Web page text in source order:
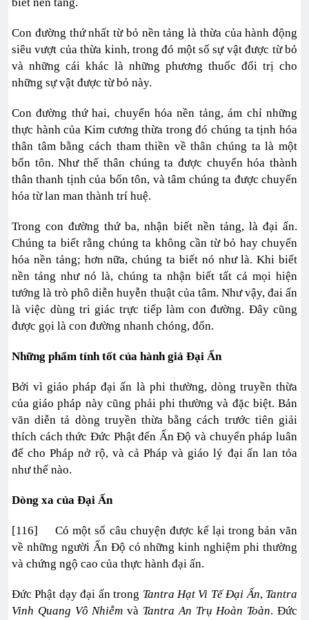
Con đường thứ nhất từ bỏ nền tảng là thừa của hành động
siêu vượt của thừa kinh, trong đó một số sự vật được từ bỏ
và những cái khác là những phương thuốc đối trị cho
những sự vật được từ bỏ này.
Con đường thứ hai, chuyển hóa nền tảng, ám chỉ những
thực hành của Kim cương thừa trong đó chúng ta tịnh hóa
thân tâm bằng cách tham thiền về thân chúng ta là một
bổn tôn. Như thế thân chúng ta được chuyển hóa thành
thân thanh tịnh của bổn tôn, và tâm chúng ta được chuyển
hóa từ lan man thành trí huệ.
Trong con đường thứ ba, nhận biết nền tảng, là đại ấn.
Chúng ta biết rằng chúng ta không cần từ bỏ hay chuyển
hóa nền tảng; hơn nữa, chúng ta biết nó như là. Khi biết
nền tảng như nó là, chúng ta nhận biết tất cả mọi hiện
tướng là trò phô diễn huyễn thuật của tâm. Như vậy, đai ấn
là việc dùng tri giác trực tiếp làm con đường. Đây cũng
được gọi là con đường nhanh chóng, đốn.
Những phẩm tính tốt của hành giả Đại Ấn
Bởi vì giáo pháp đại ấn là phi thường, dòng truyền thừa
của giáo pháp này cũng phải phi thường và đặc biệt. Bản
văn diễn tả dòng truyền thừa bằng cách trước tiên giải
thích cách thức Đức Phật đến Ấn Độ và chuyển pháp luân
để cho Pháp nở rộ, và cả Pháp và giáo lý đại ấn lan tỏa
như thế nào.
Dòng xa của Đại Ấn
[116] Có một số câu chuyện được kể lại trong bản văn
về những người Ấn Độ có những kinh nghiệm phi thường
và chứng ngộ cao của thực hành đại ấn.
Đức Phật dạy đại ấn trong Tantra Hạt Vi Tế Đại Ấn, Tantra
Vinh Quang Vô Nhiễm và Tantra An Trụ Hoàn Toàn. Đức